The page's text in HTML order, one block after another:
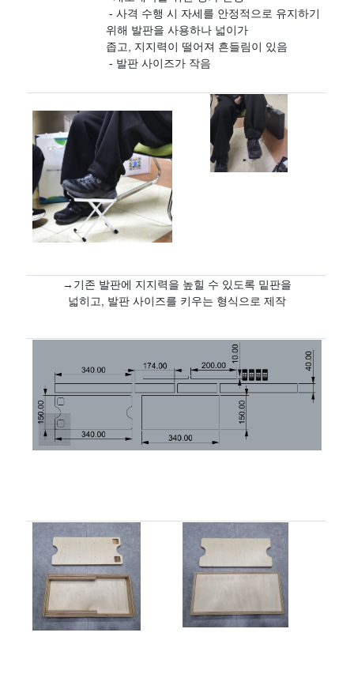
-사격 수행 시 자세를 안정적으로 유지하기
위해 발판을 사용하나 넓이가
좁고
지지력이 떨어져 흔들림이 있음
- 발판 사이즈가 작음
→기존 발판에 지지력을 높힐 수 있도록 밑판을
넓히고
발판 사이즈를 키우는 형식으로 제작